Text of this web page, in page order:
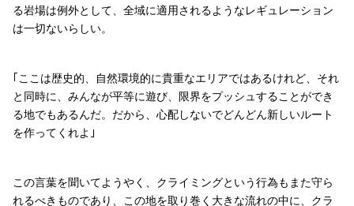
る岩場は例外として、全域に適用されるようなレギュレーション
は一切ないらしい。
｢ここは歴史的、自然環境的に貴重なエリアではあるけれど、それ
と同時に、みんなが平等に遊び、限界をプッシュすることができ
る地でもあるんだ。だから、心配しないでどんどん新しいルート
を作ってくれよ｣
この言葉を聞いてようやく、クライミングという行為もまた守ら
れるべきものであり、この地を取り巻く大きな流れの中に、クラ